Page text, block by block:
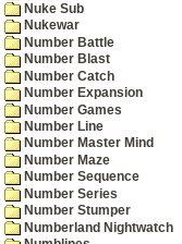
Nuke Sub
Nukewar
Number Battle
Number Blast
Number Catch
Number Expansion
Number Games
Number Line
Number Master Mind
Number Maze
Number Sequence
Number Series
Number Stumper
Numberland Nightwatch